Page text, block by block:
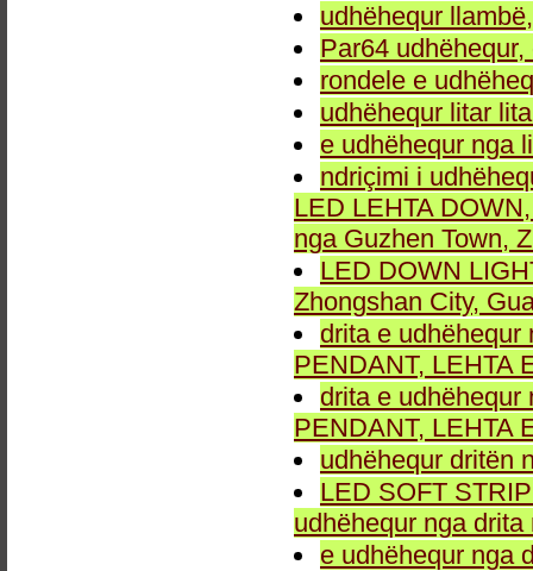
udhëhequr
Par64
rondele e
udhëhequr litar
e udhëhequr nga
ndriçimi i
LED LEHTA
nga Guzhen Town,
LED DOWN
Zhongshan City,
drita e udhëhequr
PENDANT, LEHTA
drita e udhëhequr
PENDANT, LEHTA
udhëhequr dritën
LED SOFT
udhëhequr nga
e udhëhequr nga